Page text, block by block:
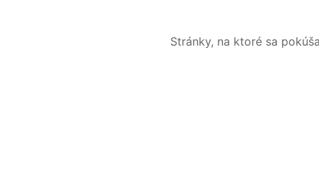
Stránky, na ktoré sa